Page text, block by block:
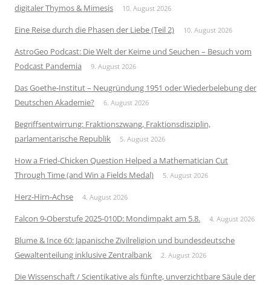
digitaler Thymos & Mimesis
10. August 2026
Eine Reise durch die Phasen der Liebe (Teil 2) 10. August 2026
AstroGeo Podcast: Die Welt der Keime und Seuchen – Besuch vom
Podcast Pandemia
9. August 2026
Das Goethe-Institut – Neugründung 1951 oder Wiederbelebung der
Deutschen Akademie?
6. August 2026
Begriffsentwirrung: Fraktionszwang, Fraktionsdisziplin,
parlamentarische Republik
5. August 2026
How a Fried-Chicken Question Helped a Mathematician Cut
Through Time (and Win a Fields Medal)
5. August 2026
Herz-Hirn-Achse 4. August 2026
Falcon 9-Oberstufe 2025-010D: Mondimpakt am 5.8. 4. August 2026
Blume & Ince 60: Japanische Zivilreligion und bundesdeutsche
Gewaltenteilung inklusive Zentralbank
2. August 2026
Die Wissenschaft / Scientikative als fünfte, unverzichtbare Säule der